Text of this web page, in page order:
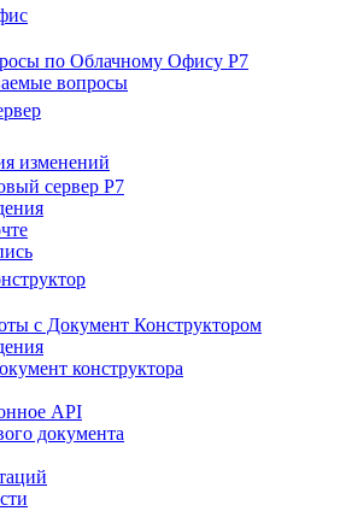
по Облачному Офису Р7
вопросы
изменений
сервер Р7
с Документ Конструктором
конструктора
API
документа